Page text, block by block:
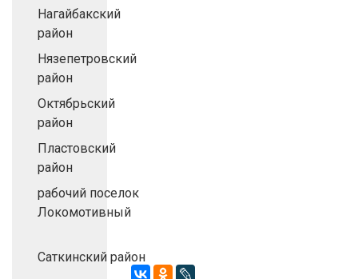
Нагайбакский
район
Нязепетровский
район
Октябрьский
район
Пластовский
район
рабочий поселок
Локомотивный
Саткинский район